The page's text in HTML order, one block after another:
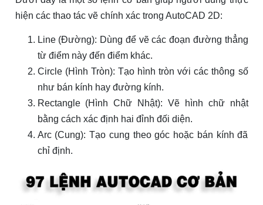
hiện các thao tác vẽ chính xác trong AutoCAD 2D:
Line (Đường): Dùng để vẽ các đoạn đường thẳng
từ điểm này đến điểm khác.
Circle (Hình Tròn): Tạo hình tròn với các thông số
như bán kính hay đường kính.
Rectangle (Hình Chữ Nhật): Vẽ hình chữ nhật
bằng cách xác định hai đỉnh đối diện.
Arc (Cung): Tạo cung theo góc hoặc bán kính đã
chỉ định.